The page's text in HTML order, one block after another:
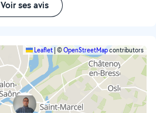
Voir ses avis
Leaflet ©OpenStreetMapcontributors